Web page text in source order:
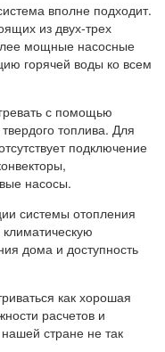
вполне подходит.
из двух-трех
мощные насосные
горячей воды ко всем
с помощью
топлива. Для
подключение
насосы.
системы отопления
дома и доступность
как хорошая
расчетов и
стране не так